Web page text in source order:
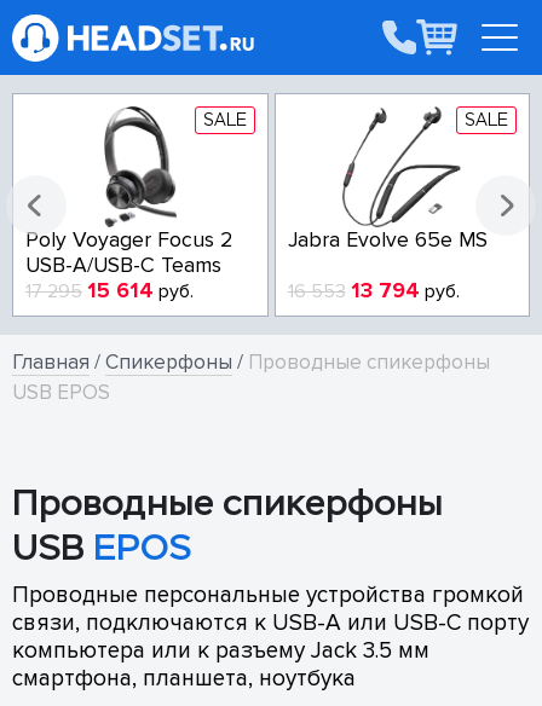
SALE
Poly Voyager Focus 2
USB-A/USB-C Teams
17 295 15 614 руб.
SALE
Jabra Evolve 65e MS
16 553 13 794 руб.
Главная /Спикерфоны / Проводные спикерфоны
USB EPOS
Проводные спикерфоны
USB EPOS
Проводные персональные устройства громкой
связи, подключаются к USB-A или USB-C порту
компьютера или к разъему Jack 3.5 мм
смартфона, планшета, ноутбука